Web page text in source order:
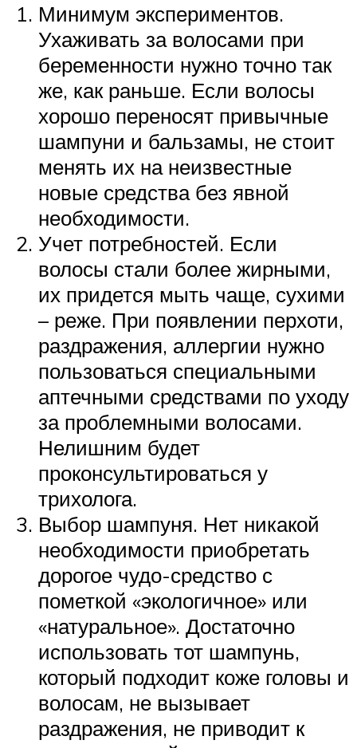
Минимум экспериментов.
Ухаживать за волосами при
беременности нужно точно так
же, как раньше. Если волосы
хорошо переносят привычные
шампуни и бальзамы, не стоит
менять их на неизвестные
новые средства без явной
необходимости.
Учет потребностей. Если
волосы стали более жирными,
их придется мыть чаще, сухими
– реже. При появлении перхоти,
раздражения, аллергии нужно
пользоваться специальными
аптечными средствами по уходу
за проблемными волосами.
Нелишним будет
проконсультироваться у
трихолога.
Выбор шампуня. Нет никакой
необходимости приобретать
дорогое чудо-средство с
пометкой «экологичное» или
«натуральное». Достаточно
использовать тот шампунь,
который подходит коже головы и
волосам, не вызывает
раздражения, не приводит к